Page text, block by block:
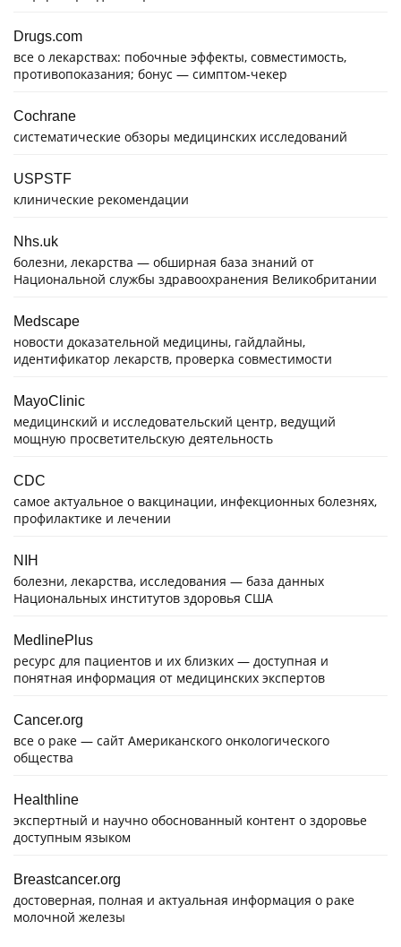
Drugs.com
все о лекарствах: побочные эффекты, совместимость,
противопоказания; бонус — симптом-чекер
Cochrane
систематические обзоры медицинских исследований
USPSTF
клинические рекомендации
Nhs.uk
болезни, лекарства — обширная база знаний от
Национальной службы здравоохранения Великобритании
Medscape
новости доказательной медицины, гайдлайны,
идентификатор лекарств, проверка совместимости
MayoClinic
медицинский и исследовательский центр, ведущий
мощную просветительскую деятельность
CDC
самое актуальное о вакцинации, инфекционных болезнях,
профилактике и лечении
NIH
болезни, лекарства, исследования — база данных
Национальных институтов здоровья США
MedlinePlus
ресурс для пациентов и их близких — доступная и
понятная информация от медицинских экспертов
Cancer.org
все о раке — сайт Американского онкологического
общества
Healthline
экспертный и научно обоснованный контент о здоровье
доступным языком
Breastcancer.org
достоверная, полная и актуальная информация о раке
молочной железы